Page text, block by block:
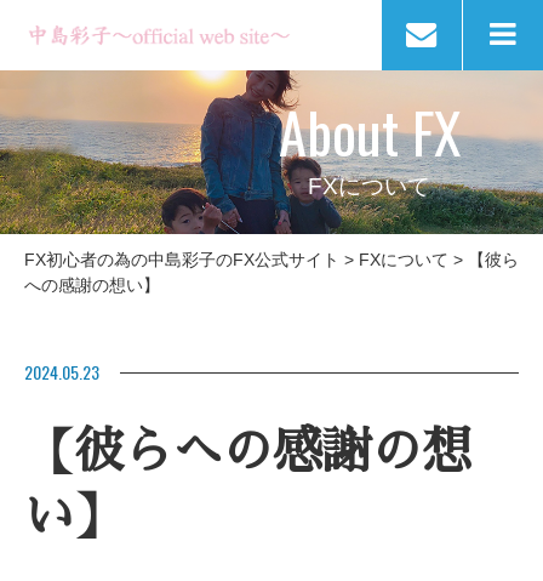
About FX
FXについて
FX初心者の為の中島彩子のFX公式サイト > FXについて >
【彼ら
への感謝の想い】
2024.05.23
【彼らへの感謝の想
い】